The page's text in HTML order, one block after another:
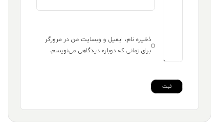
ذخیره نام، ایمیل و وبسایت من در مرورگر
برای زمانی که دوباره دیدگاهی می‌نویسم.